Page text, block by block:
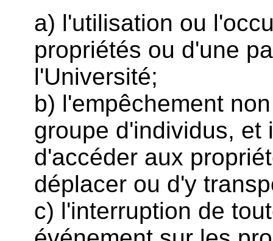
a) l'utilisation ou
propriétés ou d'une
l'Université;
b) l'empêchement
groupe d'individus, et
d'accéder aux
déplacer ou d'y
c) l'interruption de